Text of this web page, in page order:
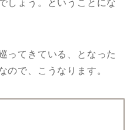
しょう。ということにな
ってきている、となった
ので、こうなります。